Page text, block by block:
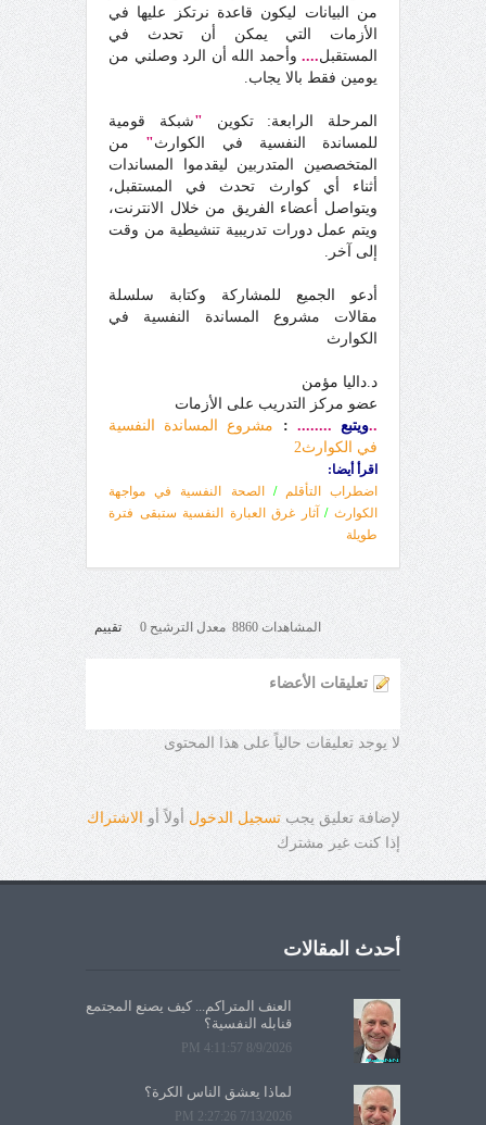
من البيانات ليكون قاعدة نرتكز عليها في
الأزمات التي يمكن أن تحدث في
المستقبل.... وأحمد الله أن الرد وصلني من
يومين فقط بالا يجاب.
المرحلة الرابعة: تكوين "شبكة قومية
للمساندة النفسية في الكوارث" من
المتخصصين المتدربين ليقدموا المساندات
أثناء أي كوارث تحدث في المستقبل،
ويتواصل أعضاء الفريق من خلال الانترنت،
ويتم عمل دورات تدريبية تنشيطية من وقت
إلى آخر.
أدعو الجميع للمشاركة وكتابة سلسلة
مقالات مشروع المساندة النفسية في
الكوارث
د.داليا مؤمن
عضو مركز التدريب على الأزمات
..ويتبع ........
:
مشروع المساندة النفسية
في الكوارث2
اقرأ أيضا:
اضطراب التأقلم
/
الصحة النفسية في مواجهة
الكوارث / آثار غرق العبارة النفسية ستبقى فترة
طويلة
المشاهدات 8860 معدل الترشيح 0 تقييم
تعليقات الأعضاء
لا يوجد تعليقات حالياً على هذا المحتوى
لإضافة تعليق يجب تسجيل الدخول أولاً أو الاشتراك
إذا كنت غير مشترك
أحدث المقالات
العنف المتراكم... كيف يصنع المجتمع
قنابله النفسية؟
8/9/2026 4:11:57 PM
لماذا يعشق الناس الكرة؟
7/13/2026 2:27:26 PM